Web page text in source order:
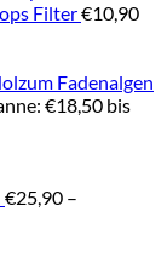
Filter€10,90
Fadenalgen
€18,50 bis
€25,90 –